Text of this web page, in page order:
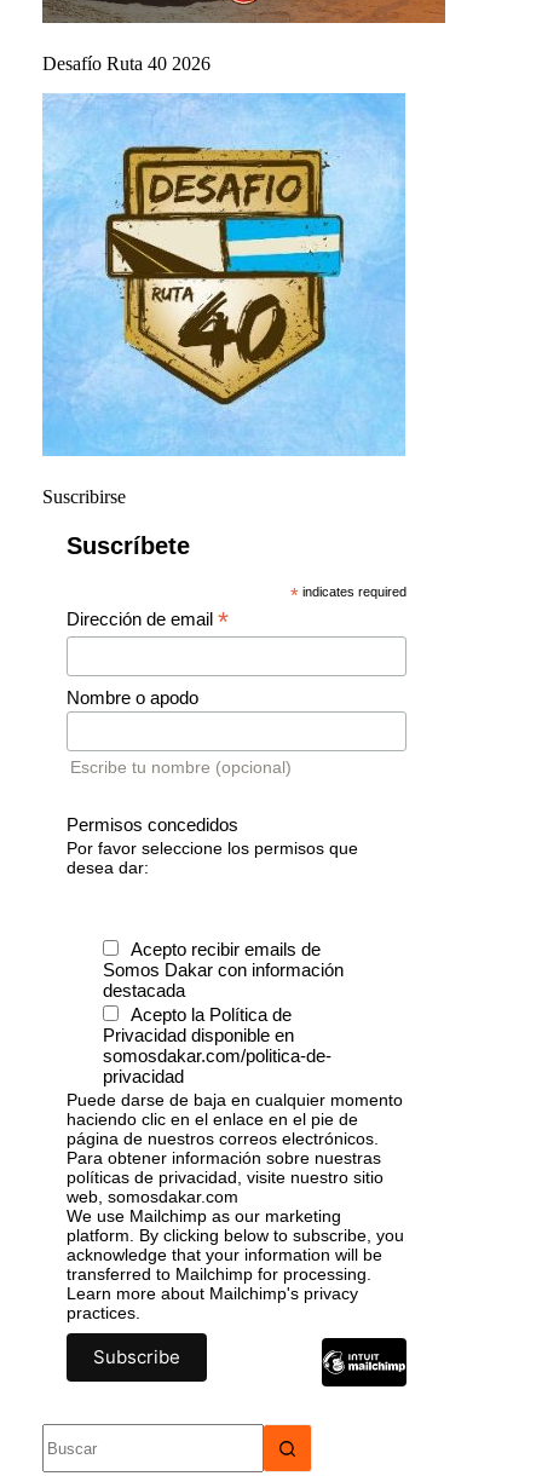
Desafío Ruta 40 2026
Suscribirse
Suscríbete
* indicates required
Dirección de email *
Nombre o apodo
Escribe tu nombre (opcional)
Permisos concedidos
Por favor seleccione los permisos que
desea dar:
Acepto recibir emails de
Somos Dakar con información
destacada
Acepto la Política de
Privacidad disponible en
somosdakar.com/politica-de-
privacidad
Puede darse de baja en cualquier momento
haciendo clic en el enlace en el pie de
página de nuestros correos electrónicos.
Para obtener información sobre nuestras
políticas de privacidad, visite nuestro sitio
web, somosdakar.com
We use Mailchimp as our marketing
platform. By clicking below to subscribe, you
acknowledge that your information will be
transferred to Mailchimp for processing.
Learn more about Mailchimp's privacy
practices.